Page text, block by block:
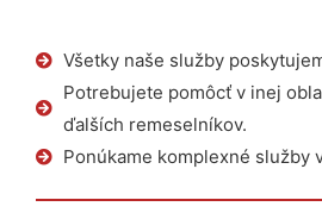
Všetky naše služby
Potrebujete pomôcť v inej
ďalších remeselníkov.
Ponúkame komplexné služby